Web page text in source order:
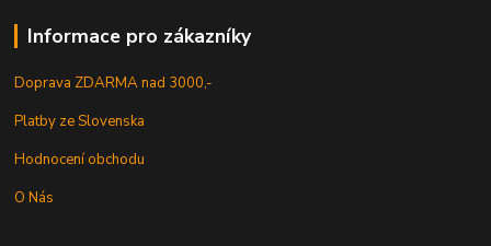
Informace pro zákazníky
Doprava ZDARMA nad 3000,-
Platby ze Slovenska
Hodnocení obchodu
O Nás